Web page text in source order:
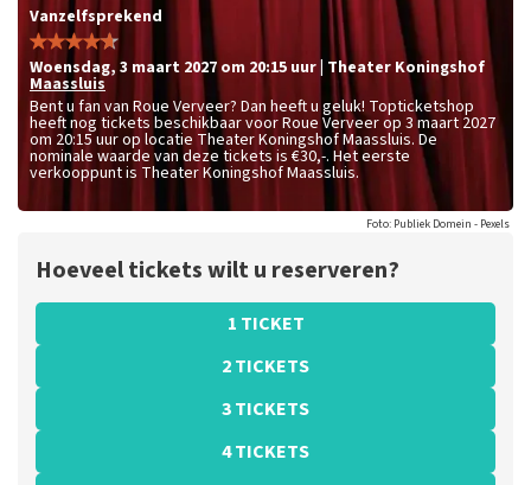
Vanzelfsprekend
woensdag, 3 maart 2027 om 20:15 uur Theater Koningshof
Maassluis
Bent u fan van Roue Verveer? Dan heeft u geluk! Topticketshop
heeft nog tickets beschikbaar voor Roue Verveer op 3 maart 2027
om 20:15 uur op locatie Theater Koningshof Maassluis. De
nominale waarde van deze tickets is €30,-. Het eerste
verkooppunt is Theater Koningshof Maassluis.
Foto: Publiek Domein - Pexels
Hoeveel tickets wilt u reserveren?
1 TICKET
2 TICKETS
3 TICKETS
4 TICKETS